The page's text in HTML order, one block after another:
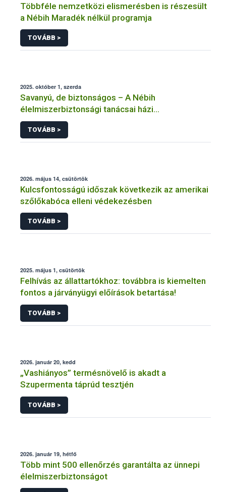
Többféle nemzetközi elismerésben is részesült
a Nébih Maradék nélkül programja
TOVÁBB >
2025. október 1, szerda
Savanyú, de biztonságos – A Nébih
élelmiszerbiztonsági tanácsai házi
fermentáláshoz
TOVÁBB >
2026. május 14, csütörtök
Kulcsfontosságú időszak következik az amerikai
szőlőkabóca elleni védekezésben
TOVÁBB >
2025. május 1, csütörtök
Felhívás az állattartókhoz: továbbra is kiemelten
fontos a járványügyi előírások betartása!
TOVÁBB >
2026. január 20, kedd
„Vashiányos” termésnövelő is akadt a
Szupermenta táprúd tesztjén
TOVÁBB >
2026. január 19, hétfő
Több mint 500 ellenőrzés garantálta az ünnepi
élelmiszerbiztonságot